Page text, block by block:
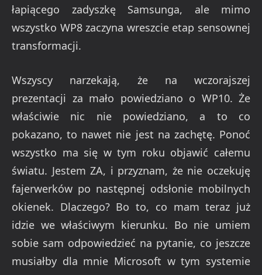
łapiącego zadyszkę Samsunga, ale mimo
wszystko WP8 zaczyna wreszcie etap sensownej
transformacji.
Wszyscy narzekają, że na wczorajszej
prezentacji za mało powiedziano o WP10. Że
właściwie nic nie powiedziano, a to co
pokazano, to nawet nie jest na zachętę. Ponoć
wszystko ma się w tym roku objawić całemu
światu. Jestem ZA, i przyznam, że nie oczekuję
fajerwerków po następnej odsłonie mobilnych
okienek. Dlaczego? Bo to, co mam teraz już
idzie we właściwym kierunku. Bo nie umiem
sobie sam odpowiedzieć na pytanie, co jeszcze
musiałby dla mnie Microsoft w tym systemie